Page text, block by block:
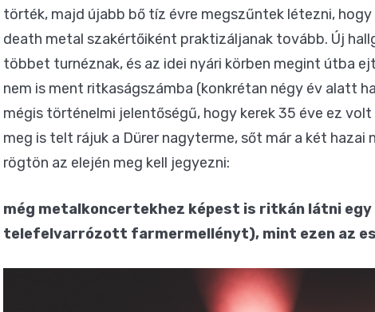
törték, majd újabb bő tíz évre megszűntek létezni,
death metal szakértőiként praktizáljanak tovább. Új
többet turnéznak, és az idei nyári körben megint útba
nem is ment ritkaságszámba (konkrétan négy év alatt
mégis történelmi jelentőségű, hogy kerek 35 éve ez volt
meg is telt rájuk a Dürer nagyterme, sőt már a két
rögtön az elején meg kell jegyezni:
még metalkoncertekhez képest is ritkán látni
telefelvarrózott farmermellényt), mint ezen az